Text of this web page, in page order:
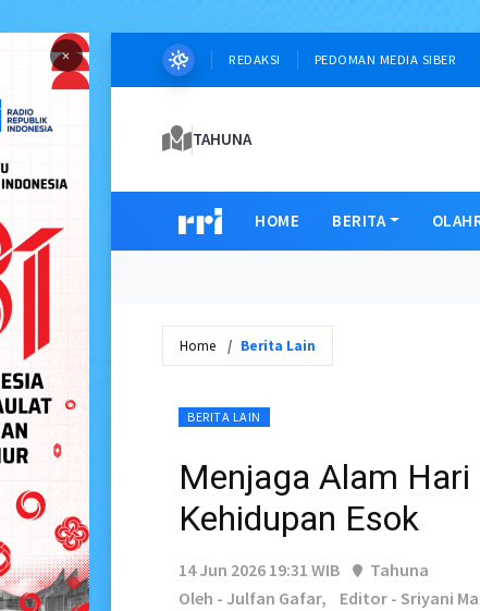
× REDAKSI PEDOMAN MEDIA SIBER
TAHUNA
HOME BERITA
Home Berita Lain
BERITA LAIN
Menjaga Alam
Kehidupan Esok
14 Jun 2026 19:31 WIB
Tahuna
Oleh - Julfan Gafar,
Editor - Sriyani